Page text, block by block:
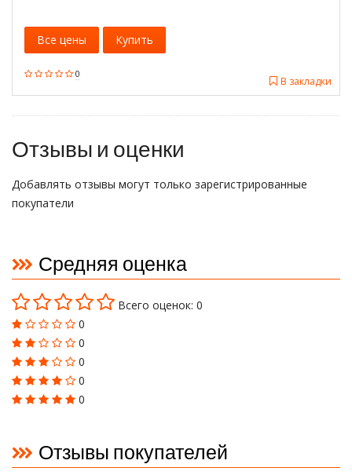
0
В закладки
Все цены Купить
Отзывы и оценки
Добавлять отзывы могут только зарегистрированные
покупатели
Средняя оценка
Всего оценок: 0
0
0
0
0
0
Отзывы покупателей